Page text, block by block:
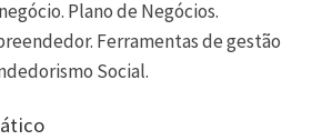
Plano de Negócios.
Ferramentas de gestão
Social.